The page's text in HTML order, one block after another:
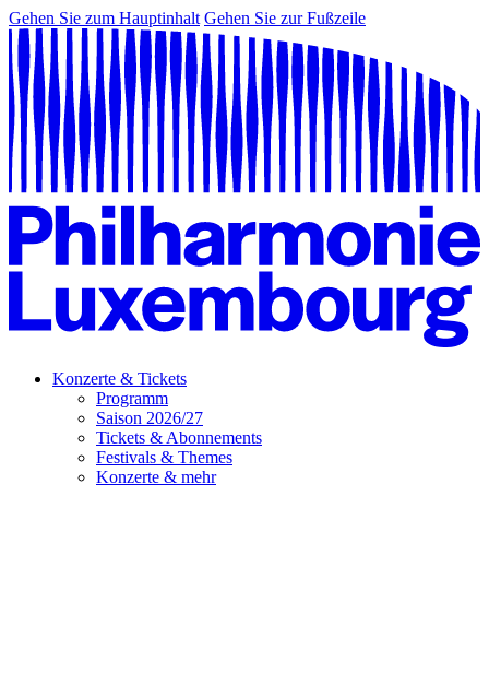
Gehen Sie zum Hauptinhalt Gehen Sie zur Fußzeile
Konzerte & Tickets
Programm
Saison 2026/27
Tickets & Abonnements
Festivals & Themes
Konzerte & mehr